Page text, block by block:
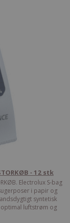
- 12 stk
Electrolux S-bag
i papir og
syntetisk
optimal luftstrøm og